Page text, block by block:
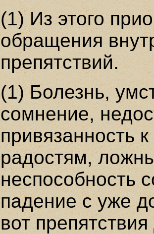
(1) Из этого
обращения
препятствий.
(1) Болезнь,
сомнение,
привязанность
радостям,
неспособность
падение с уже
вот